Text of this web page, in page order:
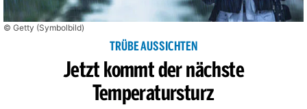
© Getty (Symbolbild)
TRÜBE AUSSICHTEN
Jetzt kommt der nächste
Temperatursturz